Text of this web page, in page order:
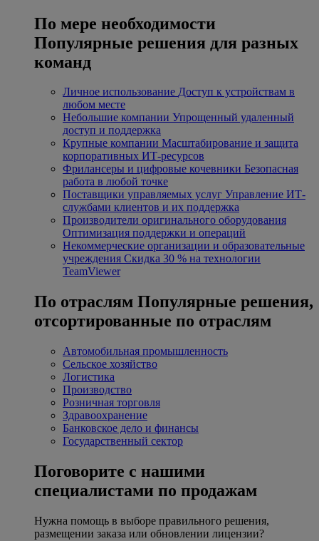
По мере необходимости
Популярные решения для разных
команд
Личное использование Доступ к устройствам в
любом месте
Небольшие компании Упрощенный удаленный
доступ и поддержка
Крупные компании Масштабирование и защита
корпоративных ИТ-ресурсов
Фрилансеры и цифровые кочевники Безопасная
работа в любой точке
Поставщики управляемых услуг Управление ИТ-
службами клиентов и их поддержка
Производители оригинального оборудования
Оптимизация поддержки и операций
Некоммерческие организации и образовательные
учреждения Скидка 30 % на технологии
TeamViewer
По отраслям Популярные решения,
отсортированные по отраслям
Автомобильная промышленность
Сельское хозяйство
Логистика
Производство
Розничная торговля
Здравоохранение
Банковское дело и финансы
Государственный сектор
Поговорите с нашими
специалистами по продажам
Нужна помощь в выборе правильного решения,
размещении заказа или обновлении лицензии?